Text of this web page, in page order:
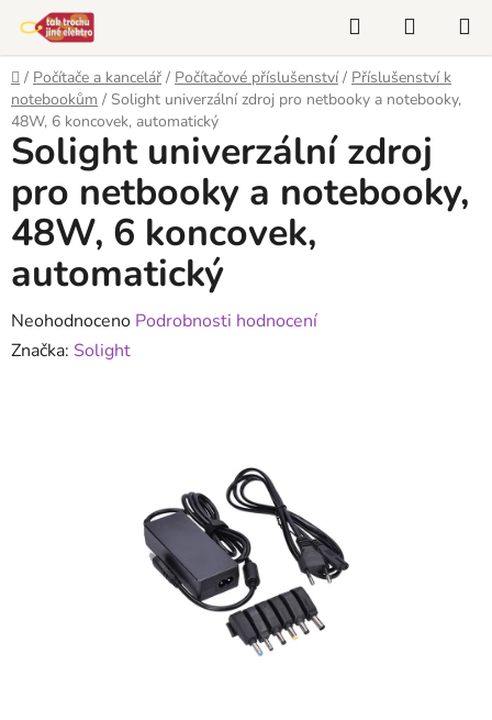
obsah
Hledat
KOŠÍK
Domů
/ Počítače a kancelář / Počítačové příslušenství / Příslušenství k
notebookům / Solight univerzální zdroj pro netbooky a notebooky,
48W, 6 koncovek, automatický
Solight univerzální zdroj
pro netbooky a notebooky,
48W, 6 koncovek,
automatický
Průměrné
hodnocení
Neohodnoceno Podrobnosti hodnocení
Značka: Solight